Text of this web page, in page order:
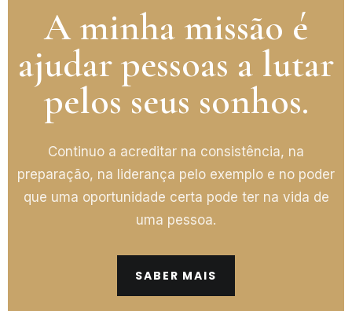
A minha missão é
ajudar pessoas a lutar
pelos seus sonhos.
Continuo a acreditar na consistência, na
preparação, na liderança pelo exemplo e no poder
que uma oportunidade certa pode ter na vida de
uma pessoa.
SABER MAIS